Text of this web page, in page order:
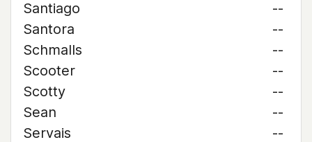
Santiago
--
Santora
--
Schmalls
--
Scooter
--
Scotty
--
Sean
--
Servais
--